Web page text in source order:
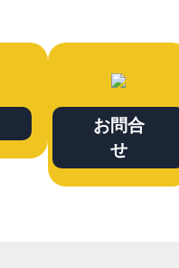
お問合
せ